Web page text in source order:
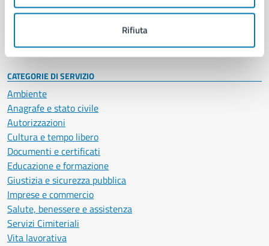
Rifiuta
Personale amministrativo
Intranet, posta aziendale e protocollo
CATEGORIE DI SERVIZIO
Ambiente
Anagrafe e stato civile
Autorizzazioni
Cultura e tempo libero
Documenti e certificati
Educazione e formazione
Giustizia e sicurezza pubblica
Imprese e commercio
Salute, benessere e assistenza
Servizi Cimiteriali
Vita lavorativa